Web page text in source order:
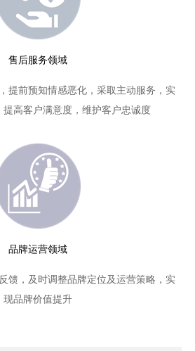
售后服务领域
提前预知情感恶化，采取主动服务，实
提高客户满意度，维护客户忠诚度
品牌运营领域
馈，及时调整品牌定位及运营策略，实
现品牌价值提升